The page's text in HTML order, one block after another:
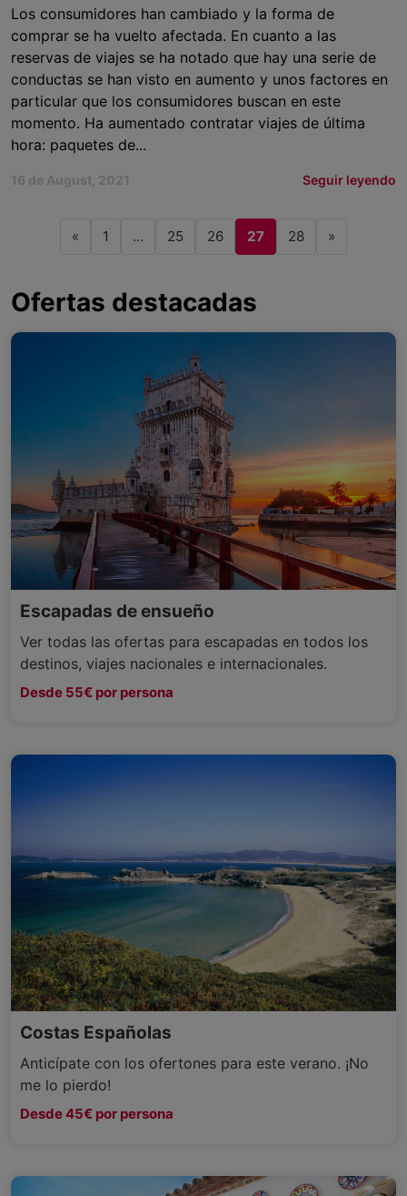
Los consumidores han cambiado y la forma de
comprar se ha vuelto afectada. En cuanto a las
reservas de viajes se ha notado que hay una serie de
conductas se han visto en aumento y unos factores en
particular que los consumidores buscan en este
momento. Ha aumentado contratar viajes de última
hora: paquetes de...
16 de August, 2021 Seguir leyendo
« 1 … 25 26 27 28 »
Ofertas destacadas
Escapadas de ensueño
Ver todas las ofertas para escapadas en todos los
destinos, viajes nacionales e internacionales.
Desde 55€ por persona
Costas Españolas
Anticípate con los ofertones para este verano. ¡No
me lo pierdo!
Desde 45€ por persona